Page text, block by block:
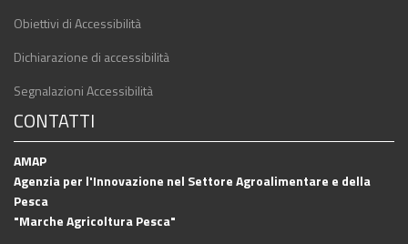
Obiettivi di Accessibilità
Dichiarazione di accessibilità
Segnalazioni Accessibilità
CONTATTI
AMAP
Agenzia per l'Innovazione nel Settore Agroalimentare e della
Pesca
"Marche Agricoltura Pesca"